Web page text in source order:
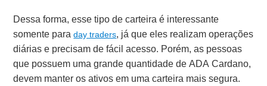
Dessa forma, esse tipo de carteira é interessante
somente paraday traders, já que eles realizam operações
diárias e precisam de fácil acesso. Porém, as pessoas
que possuem uma grande quantidade de ADA Cardano,
devem manter os ativos em uma carteira mais segura.